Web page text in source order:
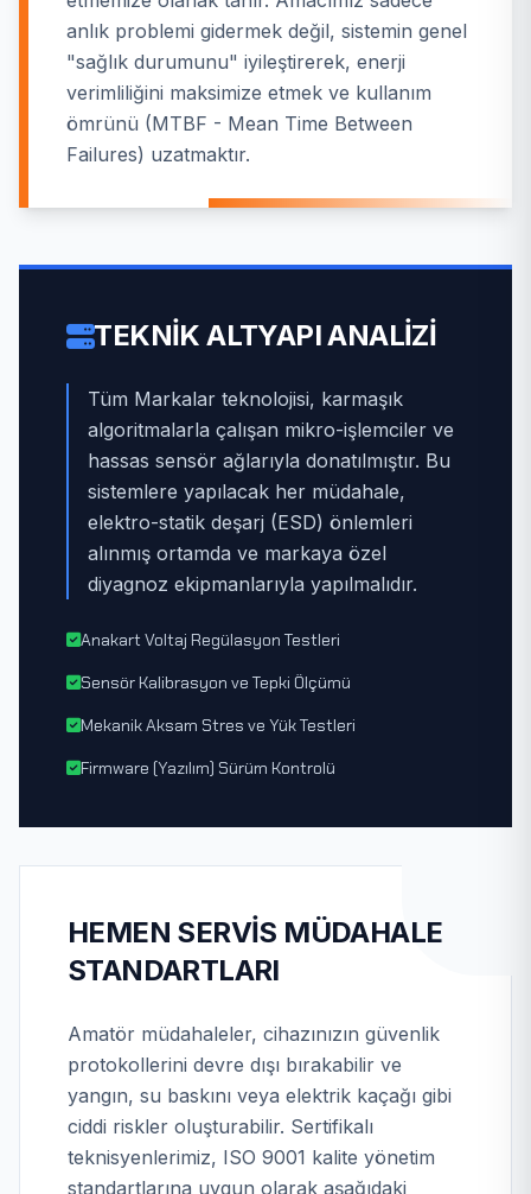
anlık problemi gidermek değil, sistemin genel
"sağlık durumunu" iyileştirerek, enerji
verimliliğini maksimize etmek ve kullanım
ömrünü (MTBF - Mean Time Between
Failures) uzatmaktır.
TEKNIK ALTYAPI ANALIZI
Tüm Markalar teknolojisi, karmaşık
algoritmalarla çalışan mikro-işlemciler ve
hassas sensör ağlarıyla donatılmıştır. Bu
sistemlere yapılacak her müdahale,
elektro-statik deşarj (ESD) önlemleri
alınmış ortamda ve markaya özel
diyagnoz ekipmanlarıyla yapılmalıdır.
Anakart Voltaj Regülasyon Testleri
Sensör Kalibrasyon ve Tepki Ölçümü
Mekanik Aksam Stres ve Yük Testleri
Firmware (Yazılım) Sürüm Kontrolü
HEMEN SERVIS MÜDAHALE
STANDARTLARI
Amatör müdahaleler, cihazınızın güvenlik
protokollerini devre dışı bırakabilir ve
yangın, su baskını veya elektrik kaçağı gibi
ciddi riskler oluşturabilir. Sertifikalı
teknisyenlerimiz, ISO 9001 kalite yönetim
standartlarına uygun olarak aşağıdaki